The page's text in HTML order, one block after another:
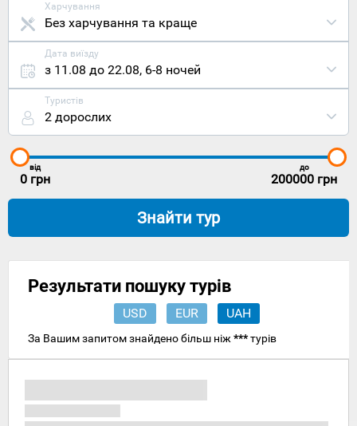
Харчування
Без харчування та краще
Дата виїзду
з 11.08 до 22.08, 6-8 ночей
Туристів
2 дорослих
від
0 грн
до
200000 грн
Знайти тур
Результати пошуку турів
USD EUR UAH
За Вашим запитом знайдено більш ніж ***турів